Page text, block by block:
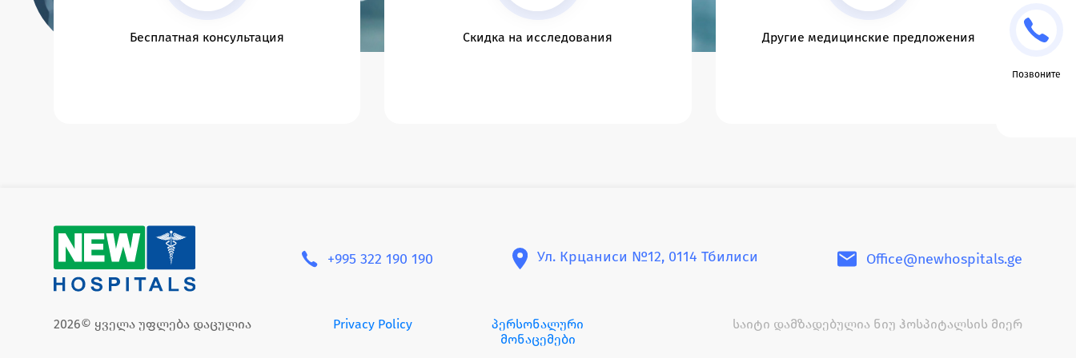
Позвоните
Бесплатная консультация Скидка на исследования Другие медицинские предложения
+995 322 190 190 Ул. Крцаниси №12, 0114 Тбилиси Office@newhospitals.ge
2026© ყველა უფლება დაცულია Privacy Policy
პერსონალური
მონაცემები
საიტი დამზადებულია ნიუ ჰოსპიტალსის მიერ